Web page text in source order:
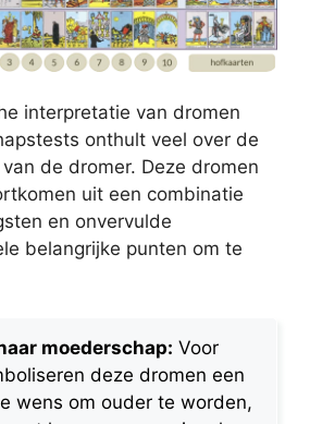
interpretatie van dromen
onthult veel over de
de dromer. Deze dromen
uit een combinatie
en onvervulde
belangrijke punten om te
moederschap: Voor
deze dromen een
wens om ouder te worden,